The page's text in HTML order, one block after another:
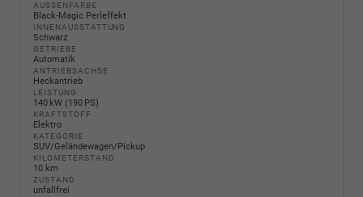
AUSSENFARBE
Black-Magic Perleffekt
INNENAUSSTATTUNG
Schwarz
GETRIEBE
Automatik
ANTRIEBSACHSE
Heckantrieb
LEISTUNG
140 kW (190 PS)
KRAFTSTOFF
Elektro
KATEGORIE
SUV/Geländewagen/Pickup
KILOMETERSTAND
10 km
ZUSTAND
unfallfrei